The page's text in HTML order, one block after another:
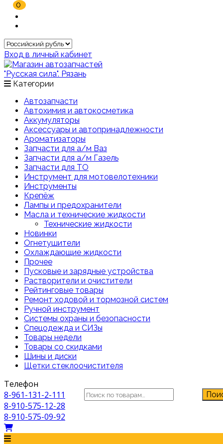
Вход в личный кабинет
Категории
Автозапчасти
Автохимия и автокосметика
Аккумуляторы
Аксессуары и автопринадлежности
Ароматизаторы
Запчасти для а/м Ваз
Запчасти для а/м Газель
Запчасти для ТО
Инструмент для мотовелотехники
Инструменты
Крепёж
Лампы и предохранители
Масла и технические жидкости
Технические жидкости
Новинки
Огнетушители
Охлаждающие жидкости
Прочее
Пусковые и зарядные устройства
Растворители и очистители
Рейтинговые товары
Ремонт ходовой и тормозной систем
Ручной инструмент
Системы охраны и безопасности
Спецодежда и СИЗы
Товары недели
Товары со скидками
Шины и диски
Щетки стеклоочистителя
Искать:
Телефон
8-961-131-2-111
8-910-575-12-28
8-910-575-09-92
0